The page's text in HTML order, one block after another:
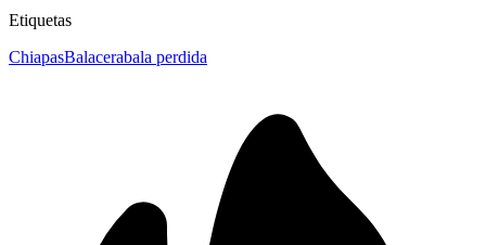
Etiquetas
ChiapasBalacerabala perdida